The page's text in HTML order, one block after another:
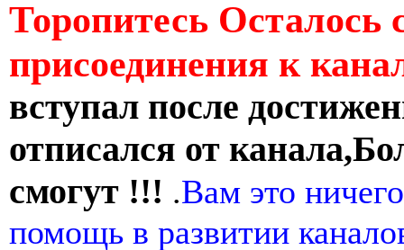
Торопитесь Осталось
присоединения к
вступал после
отписался от
смогут !!! .Вам это
помощь в развитии